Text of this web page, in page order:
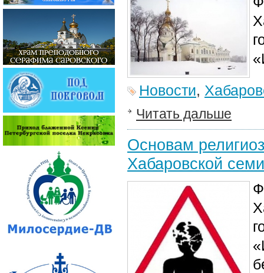
Новости,
Читать дальше
Основам
Хабаровской